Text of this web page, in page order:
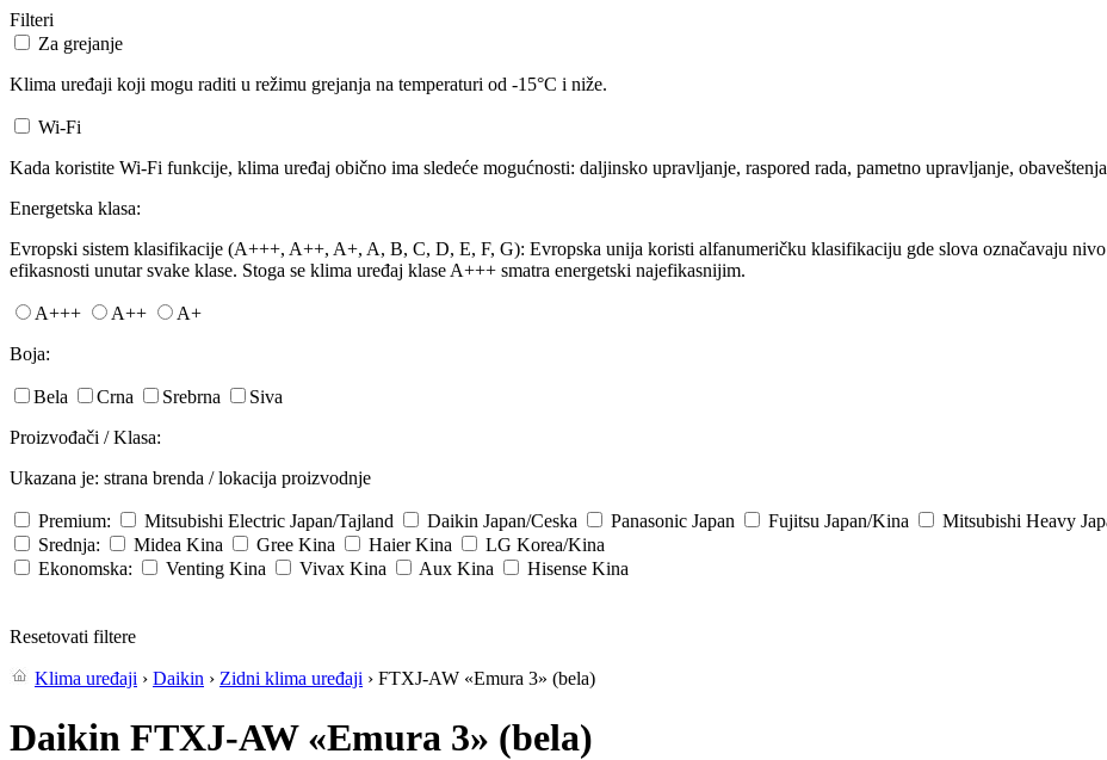
Filteri
Za grejanje
Klima uređaji koji mogu raditi u režimu grejanja na temperaturi od -15°C i niže.
Wi-Fi
Kada koristite Wi-Fi funkcije, klima uređaj obično ima sledeće mogućnosti: daljinsko upravljanje, raspored rada, pametno upravljanje,
Energetska klasa:
Evropski sistem klasifikacije (A+++, A++, A+, A, B, C, D, E, F, G): Evropska unija koristi alfanumeričku klasifikaciju gde slova označavaju
efikasnosti unutar svake klase. Stoga se klima uređaj klase A+++ smatra energetski najefikasnijim.
A+++ A++
A+
Boja:
Bela Crna Srebrna
Siva
Proizvođači / Klasa:
Ukazana je: strana brenda / lokacija proizvodnje
Premium: Mitsubishi Electric Japan/Tajland Daikin Japan/Ceska Panasonic Japan Fujitsu Japan/Kina Mitsubishi Heavy
Srednja:
Midea Kina Gree Kina Haier Kina LG Korea/Kina
Ekonomska:
Venting Kina Vivax Kina Aux Kina Hisense Kina
Resetovati filtere
Klima uređaji › Daikin › Zidni klima uređaji › FTXJ-AW «Emura 3» (bela)
Daikin FTXJ-AW «Emura 3» (bela)